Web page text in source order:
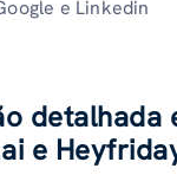
e Linkedin
detalhada
e